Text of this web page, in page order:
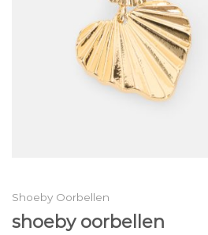
Shoeby Oorbellen
shoeby oorbellen